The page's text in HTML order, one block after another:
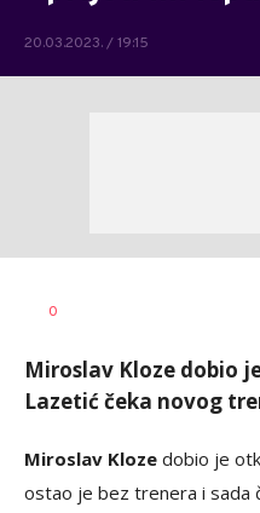
20.03.2023. / 19:15
AUTOR
0
Miroslav Kloze dobio
Lazetić čeka novog
Miroslav Kloze dobio je
ostao je bez trenera i sada